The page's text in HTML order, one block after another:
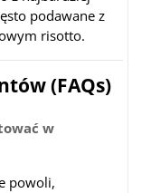
podawane z
risotto.
(FAQs)
w
powoli,